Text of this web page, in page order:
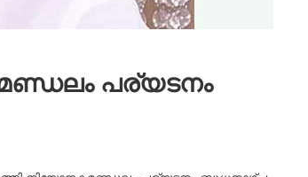
പര്യടനം